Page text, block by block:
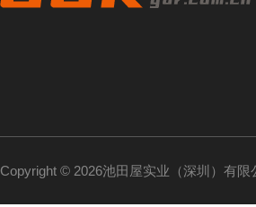
Copyright © 2026池田屋实业（深圳）有